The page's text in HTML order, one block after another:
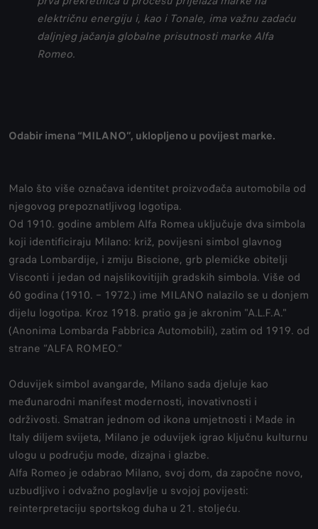
električnu energiju i, kao i Tonale, ima važnu zadaću
daljnjeg jačanja globalne prisutnosti marke Alfa
Romeo.
Odabir imena “MILANO”, uklopljeno u povijest marke.
Malo što više označava identitet proizvođača automobila od
njegovog prepoznatljivog logotipa.
Od 1910. godine amblem Alfa Romea uključuje dva simbola
koji identificiraju Milano: križ, povijesni simbol glavnog
grada Lombardije, i zmiju Biscione, grb plemićke obitelji
Visconti i jedan od najslikovitijih gradskih simbola. Više od
60 godina (1910. – 1972.) ime MILANO nalazilo se u donjem
dijelu logotipa. Kroz 1918. pratio ga je akronim "A.L.F.A."
(Anonima Lombarda Fabbrica Automobili), zatim od 1919. od
strane “ALFA ROMEO.”
Oduvijek simbol avangarde, Milano sada djeluje kao
međunarodni manifest modernosti, inovativnosti i
održivosti. Smatran jednom od ikona umjetnosti i Made in
Italy diljem svijeta, Milano je oduvijek igrao ključnu kulturnu
ulogu u području mode, dizajna i glazbe.
Alfa Romeo je odabrao Milano, svoj dom, da započne novo,
uzbudljivo i odvažno poglavlje u svojoj povijesti:
reinterpretaciju sportskog duha u 21. stoljeću.